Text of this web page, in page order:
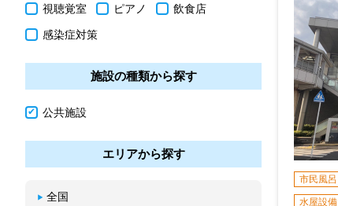
市民風呂
水屋設備
視聴覚室
ピアノ
飲食店
感染症対策
施設の種類から探す
公共施設
エリアから探す
全国